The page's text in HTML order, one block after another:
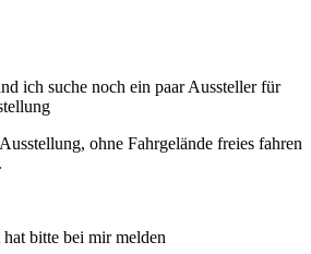
ich suche noch ein paar Aussteller für
ohne Fahrgelände freies fahren
bitte bei mir melden